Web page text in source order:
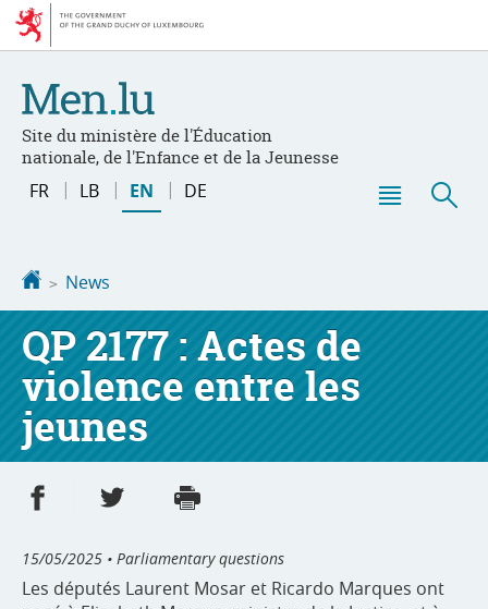
Go
Go
Site du ministère de l'Éducation
nationale, de l'Enfance et de la Jeunesse
Changer
FR LB EN DE
Homepage
News
QP 2177 : Actes de
violence entre les
jeunes
Share on Facebook
Share on Twitter
15/05/2025 • Parliamentary questions
Les députés Laurent Mosar et Ricardo Marques ont